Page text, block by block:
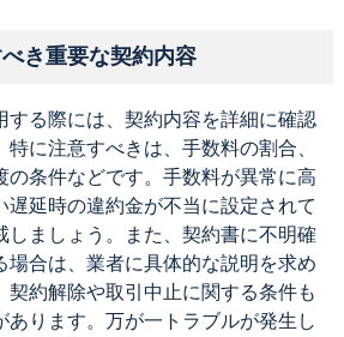
き重要な契約内容
する際には、契約内容を詳細に確認
に注意すべきは、手数料の割合、
の条件などです。手数料が異常に高
遅延時の違約金が不当に設定されて
しましょう。また、契約書に不明確
場合は、業者に具体的な説明を求め
契約解除や取引中止に関する条件も
あります。万が一トラブルが発生し